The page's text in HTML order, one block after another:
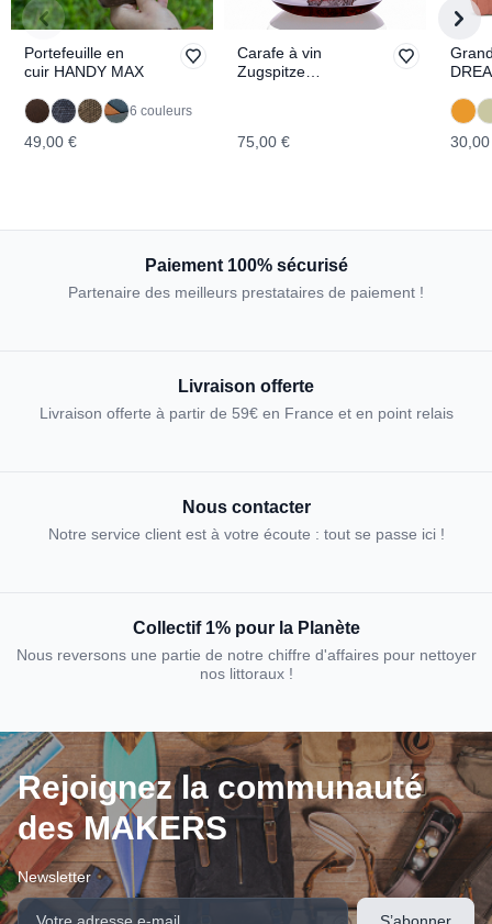
Portefeuille en
cuir HANDY MAX
6 couleurs
49,00 €
Carafe à vin
Zugspitze
75,00 €
Paiement 100% sécurisé
Partenaire des meilleurs prestataires de paiement !
Livraison offerte
Livraison offerte à partir de 59€ en France et en point relais
Nous contacter
Notre service client est à votre écoute : tout se passe ici !
Collectif 1% pour la Planète
Nous reversons une partie de notre chiffre d'affaires pour nettoyer
nos littoraux !
Rejoignez la communauté
des MAKERS
Newsletter